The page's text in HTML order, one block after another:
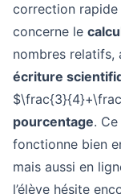
correction rapide
concerne le
nombres relatifs,
écriture
pourcentage.
fonctionne bien
mais aussi en
l’élève hésite